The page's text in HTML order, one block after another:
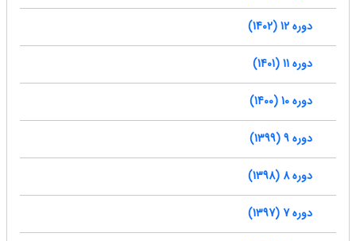
دوره 12 (1402)
دوره 11 (1401)
دوره 10 (1400)
دوره 9 (1399)
دوره 8 (1398)
دوره 7 (1397)